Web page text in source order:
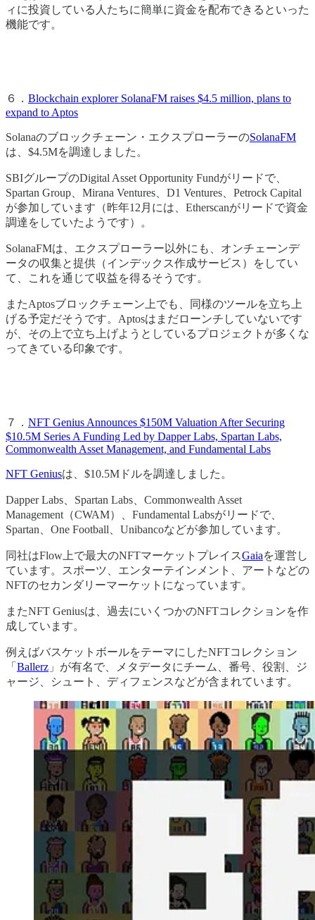
ィに投資している人たちに簡単に資金を配布できるといった
機能です。
６． Blockchain explorer SolanaFM raises $4.5 million, plans to
expand to Aptos
Solanaのブロックチェーン・エクスプローラーのSolanaFM
は、$4.5Mを調達しました。
SBIグループのDigital Asset Opportunity Fundがリードで、
Spartan Group、Mirana Ventures、D1 Ventures、Petrock Capital
が参加しています（昨年12月には、Etherscanがリードで資金
調達をしていたようです）。
SolanaFMは、エクスプローラー以外にも、オンチェーンデ
ータの収集と提供（インデックス作成サービス）をしてい
て、これを通じて収益を得るそうです。
またAptosブロックチェーン上でも、同様のツールを立ち上
げる予定だそうです。Aptosはまだローンチしていないです
が、その上で立ち上げようとしているプロジェクトが多くな
ってきている印象です。
７． NFT Genius Announces $150M Valuation After Securing
$10.5M Series A Funding Led by Dapper Labs, Spartan Labs,
Commonwealth Asset Management, and Fundamental Labs
NFT Geniusは、$10.5Mドルを調達しました。
Dapper Labs、Spartan Labs、Commonwealth Asset
Management（CWAM）、Fundamental Labsがリードで、
Spartan、One Football、Unibancoなどが参加しています。
同社はFlow上で最大のNFTマーケットプレイスGaiaを運営し
ています。スポーツ、エンターテインメント、アートなどの
NFTのセカンダリーマーケットになっています。
またNFT Geniusは、過去にいくつかのNFTコレクションを作
成しています。
例えばバスケットボールをテーマにしたNFTコレクション
「 Ballerz 」が有名で、メタデータにチーム、番号、役割、ジ
ャージ、シュート、ディフェンスなどが含まれています。